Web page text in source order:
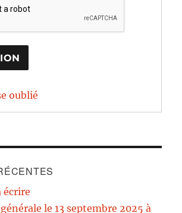
oublié
écrire
le 13 septembre 2025 à